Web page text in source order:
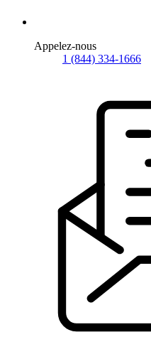
Appelez-nous
1 (844) 334-1666